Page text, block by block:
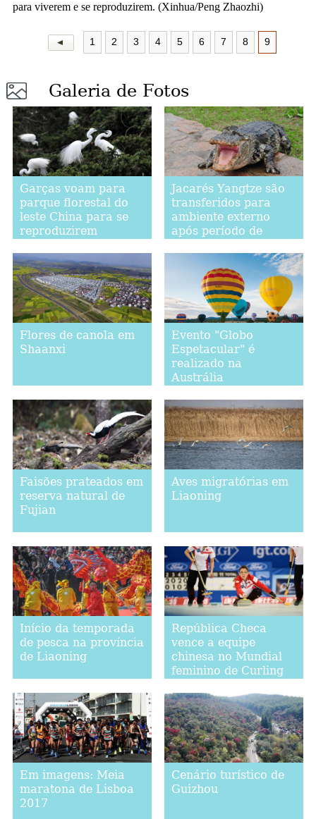
para viverem e se reproduzirem. (Xinhua/Peng Zhaozhi)
1 2 3 4 5 6 7 8 9
Galeria de Fotos
Garças voam para
parque florestal do
leste China para se
reproduzirem
Jacarés Yangtze são
transferidos para
ambiente externo
após período de
Flores de canola em
Shaanxi
Evento "Globo
Espetacular" é
realizado na
Austrália
Faisões prateados em
reserva natural de
Fujian
Aves migratórias em
Liaoning
Início da temporada
de pesca na província
de Liaoning
República Checa
vence a equipe
chinesa no Mundial
feminino de Curling
Em imagens: Meia
maratona de Lisboa
2017
Cenário turístico de
Guizhou